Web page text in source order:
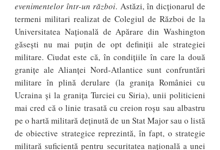
evenimentelor într-un război. Astăzi, în dicționarul de
termeni militari realizat de Colegiul de Război de la
Universitatea Națională de Apărare din Washington
găsești nu mai puțin de opt definiții ale strategiei
militare. Ciudat este că, în condițiile în care la două
granițe ale Alianței Nord-Atlantice sunt confruntări
militare în plină derulare (la granița României cu
Ucraina și la granița Turciei cu Siria), unii politicieni
mai cred că o linie trasată cu creion roșu sau albastru
pe o hartă militară deținută de un Stat Major sau o listă
de obiective strategice reprezintă, în fapt, o strategie
militară suficientă pentru securitatea națională a unei